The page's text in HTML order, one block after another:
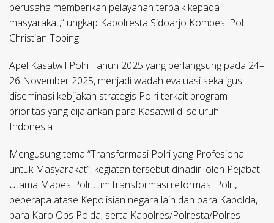
berusaha memberikan pelayanan terbaik kepada
masyarakat,” ungkap Kapolresta Sidoarjo Kombes. Pol.
Christian Tobing.
Apel Kasatwil Polri Tahun 2025 yang berlangsung pada 24–
26 November 2025, menjadi wadah evaluasi sekaligus
diseminasi kebijakan strategis Polri terkait program
prioritas yang dijalankan para Kasatwil di seluruh
Indonesia.
Mengusung tema “Transformasi Polri yang Profesional
untuk Masyarakat”, kegiatan tersebut dihadiri oleh Pejabat
Utama Mabes Polri, tim transformasi reformasi Polri,
beberapa atase Kepolisian negara lain dan para Kapolda,
para Karo Ops Polda, serta Kapolres/Polresta/Polres